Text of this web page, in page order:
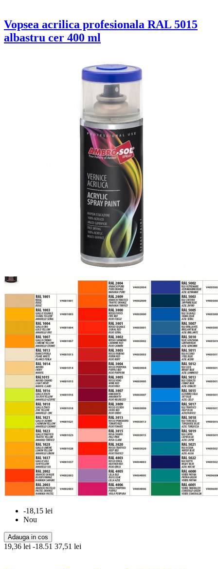
Vopsea acrilica profesionala RAL 5015
albastru cer 400 ml
-18,15 lei
Nou
Adauga in cos
19,36 lei -18.51 37,51 lei